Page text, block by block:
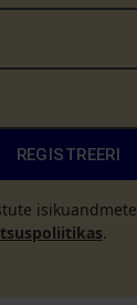
REGISTREERI
isikuandmete
.